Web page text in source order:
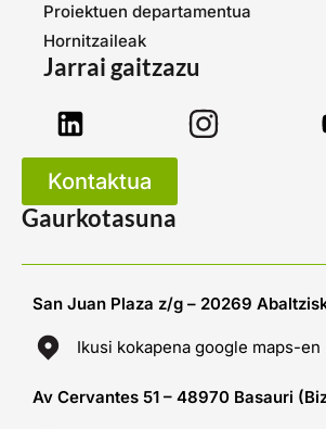
Proiektuen departamentua
Hornitzaileak
Jarrai gaitzazu
Kontaktua
Gaurkotasuna
San Juan Plaza z/g – 20269
Ikusi kokapena google maps-en
Av Cervantes 51 – 48970 Basauri